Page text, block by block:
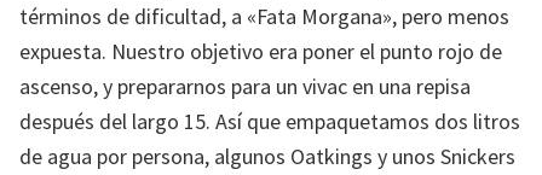
términos de dificultad, a «Fata Morgana», pero menos
expuesta. Nuestro objetivo era poner el punto rojo de
ascenso, y prepararnos para un vivac en una repisa
después del largo 15. Así que empaquetamos dos litros
de agua por persona, algunos Oatkings y unos Snickers